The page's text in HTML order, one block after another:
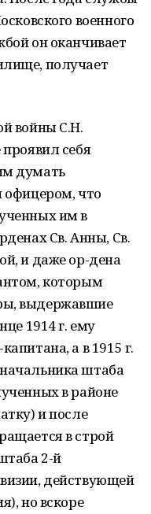
военного
он оканчивает
получает
войны С.Н.
себя
думать
офицером, что
им в
Св. Анны, Св.
и даже ор-дена
которым
выдержавшие
1914 г. ему
а в 1915 г.
штаба
в районе
и после
в строй
2-й
действующей
но вскоре